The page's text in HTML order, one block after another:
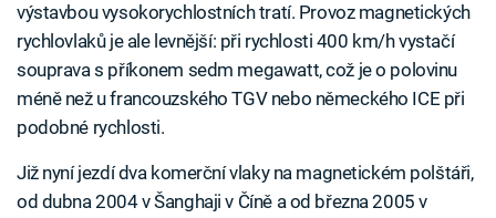
výstavbou vysokorychlostních tratí. Provoz magnetických
rychlovlaků je ale levnější: při rychlosti 400 km/h vystačí
souprava s příkonem sedm megawatt, což je o polovinu
méně než u francouzského TGV nebo německého ICE při
podobné rychlosti.
Již nyní jezdí dva komerční vlaky na magnetickém polštáři,
od dubna 2004 v Šanghaji v Číně a od března 2005 v